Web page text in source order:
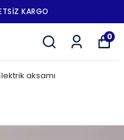
KARGO
0
aksamı